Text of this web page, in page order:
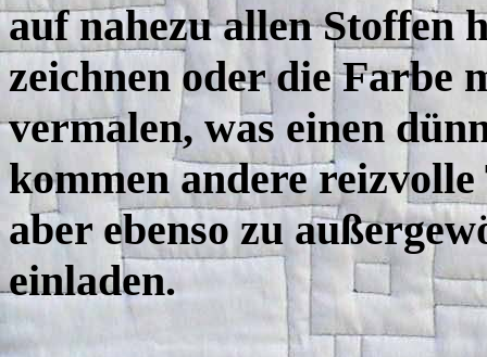
auf nahezu allen Stoffen
zeichnen oder die Farbe
vermalen, was einen
kommen andere
aber ebenso zu
einladen.